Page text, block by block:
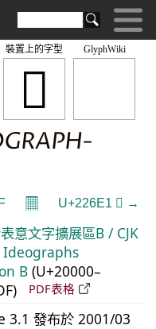
GlyphWiki
𢛠
裝置上的字型
𝄜 U+226E1 𢛡 →
意文字擴展區B / CJK
B (U+20000–
PDF表格
3.1 發布於 2001/03